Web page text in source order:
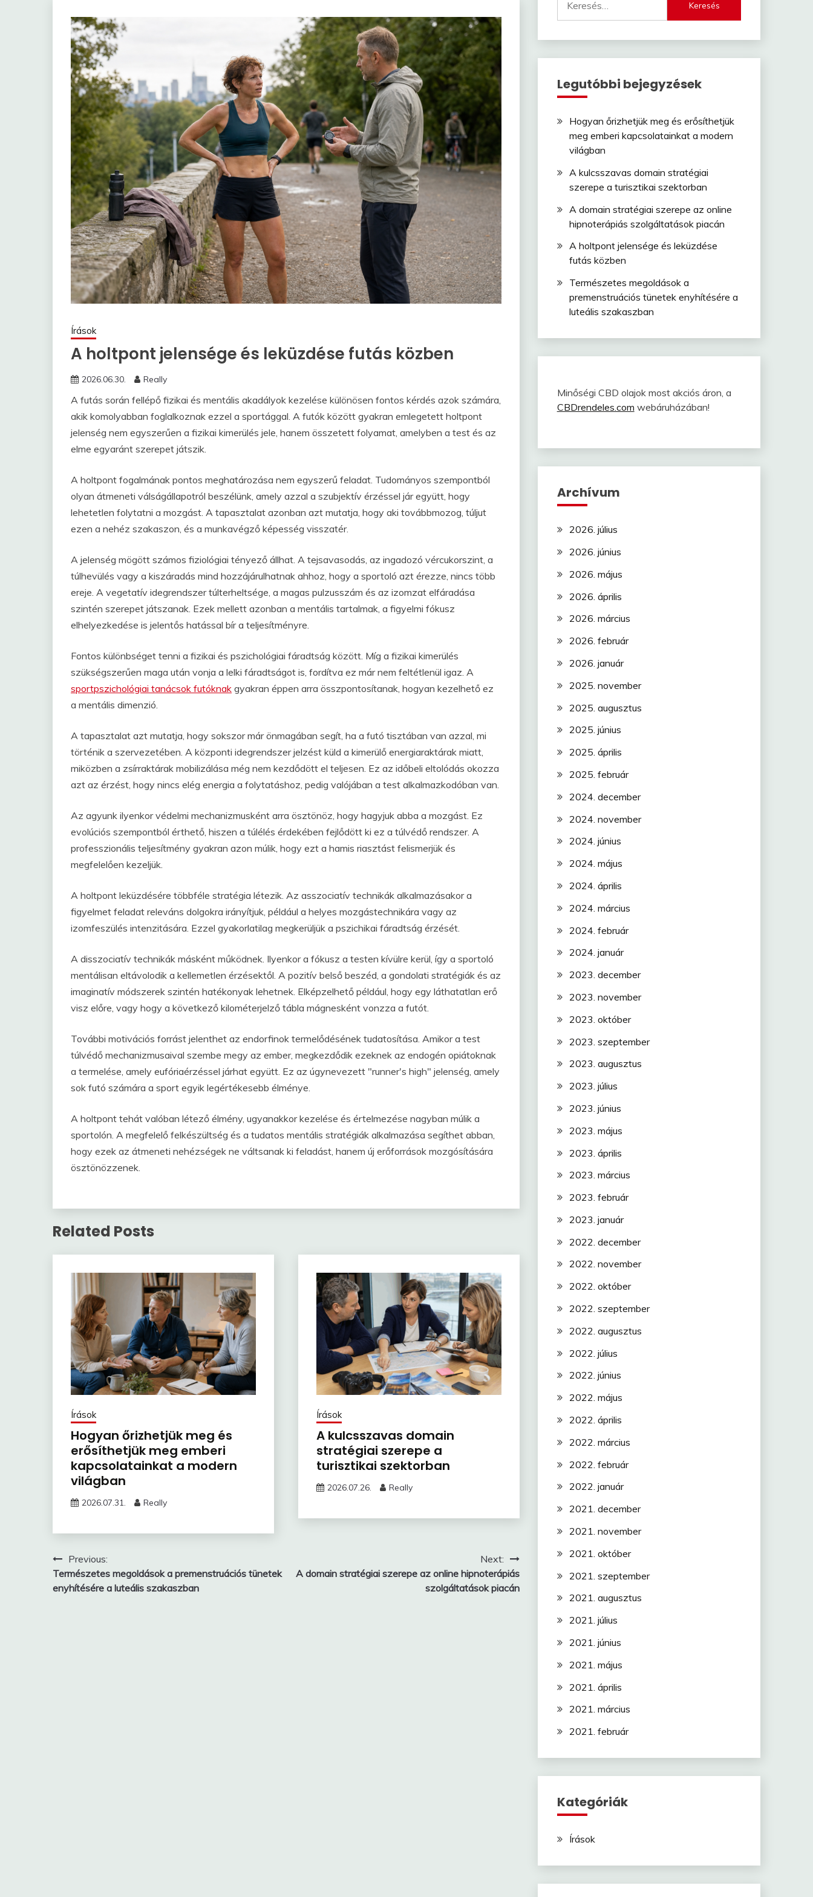
Írások
A holtpont jelensége és leküzdése futás közben
2026.06.30. Really
A futás során fellépő fizikai és mentális akadályok kezelése különösen fontos kérdés azok számára,
akik komolyabban foglalkoznak ezzel a sportággal. A futók között gyakran emlegetett holtpont
jelenség nem egyszerűen a fizikai kimerülés jele, hanem összetett folyamat, amelyben a test és az
elme egyaránt szerepet játszik.
A holtpont fogalmának pontos meghatározása nem egyszerű feladat. Tudományos szempontból
olyan átmeneti válságállapotról beszélünk, amely azzal a szubjektív érzéssel jár együtt, hogy
lehetetlen folytatni a mozgást. A tapasztalat azonban azt mutatja, hogy aki továbbmozog, túljut
ezen a nehéz szakaszon, és a munkavégző képesség visszatér.
A jelenség mögött számos fiziológiai tényező állhat. A tejsavasodás, az ingadozó vércukorszint, a
túlhevülés vagy a kiszáradás mind hozzájárulhatnak ahhoz, hogy a sportoló azt érezze, nincs több
ereje. A vegetatív idegrendszer túlterheltsége, a magas pulzusszám és az izomzat elfáradása
szintén szerepet játszanak. Ezek mellett azonban a mentális tartalmak, a figyelmi fókusz
elhelyezkedése is jelentős hatással bír a teljesítményre.
Fontos különbséget tenni a fizikai és pszichológiai fáradtság között. Míg a fizikai kimerülés
szükségszerűen maga után vonja a lelki fáradtságot is, fordítva ez már nem feltétlenül igaz. A
sportpszichológiai tanácsok futóknak gyakran éppen arra összpontosítanak, hogyan kezelhető ez
a mentális dimenzió.
A tapasztalat azt mutatja, hogy sokszor már önmagában segít, ha a futó tisztában van azzal, mi
történik a szervezetében. A központi idegrendszer jelzést küld a kimerülő energiaraktárak miatt,
miközben a zsírraktárak mobilizálása még nem kezdődött el teljesen. Ez az időbeli eltolódás okozza
azt az érzést, hogy nincs elég energia a folytatáshoz, pedig valójában a test alkalmazkodóban van.
Az agyunk ilyenkor védelmi mechanizmusként arra ösztönöz, hogy hagyjuk abba a mozgást. Ez
evolúciós szempontból érthető, hiszen a túlélés érdekében fejlődött ki ez a túlvédő rendszer. A
professzionális teljesítmény gyakran azon múlik, hogy ezt a hamis riasztást felismerjük és
megfelelően kezeljük.
A holtpont leküzdésére többféle stratégia létezik. Az asszociatív technikák alkalmazásakor a
figyelmet feladat releváns dolgokra irányítjuk, például a helyes mozgástechnikára vagy az
izomfeszülés intenzitására. Ezzel gyakorlatilag megkerüljük a pszichikai fáradtság érzését.
A disszociatív technikák másként működnek. Ilyenkor a fókusz a testen kívülre kerül, így a sportoló
mentálisan eltávolodik a kellemetlen érzésektől. A pozitív belső beszéd, a gondolati stratégiák és az
imaginatív módszerek szintén hatékonyak lehetnek. Elképzelhető például, hogy egy láthatatlan erő
visz előre, vagy hogy a következő kilométerjelző tábla mágnesként vonzza a futót.
További motivációs forrást jelenthet az endorfinok termelődésének tudatosítása. Amikor a test
túlvédő mechanizmusaival szembe megy az ember, megkezdődik ezeknek az endogén opiátoknak
a termelése, amely eufóriaérzéssel járhat együtt. Ez az úgynevezett "runner's high" jelenség, amely
sok futó számára a sport egyik legértékesebb élménye.
A holtpont tehát valóban létező élmény, ugyanakkor kezelése és értelmezése nagyban múlik a
sportolón. A megfelelő felkészültség és a tudatos mentális stratégiák alkalmazása segíthet abban,
hogy ezek az átmeneti nehézségek ne váltsanak ki feladást, hanem új erőforrások mozgósítására
ösztönözzenek.
Related Posts
Írások
Hogyan őrizhetjük meg és
erősíthetjük meg emberi
kapcsolatainkat a modern
világban
2026.07.31. Really
Írások
A kulcsszavas domain
stratégiai szerepe a
turisztikai szektorban
2026.07.26. Really
Bejegyzés
navigáció
Previous:
Természetes megoldások a premenstruációs tünetek
enyhítésére a luteális szakaszban
Next:
A domain stratégiai szerepe az online hipnoterápiás
szolgáltatások piacán
Legutóbbi bejegyzések
Hogyan őrizhetjük meg és erősíthetjük
meg emberi kapcsolatainkat a modern
világban
A kulcsszavas domain stratégiai
szerepe a turisztikai szektorban
A domain stratégiai szerepe az online
hipnoterápiás szolgáltatások piacán
A holtpont jelensége és leküzdése
futás közben
Természetes megoldások a
premenstruációs tünetek enyhítésére a
luteális szakaszban
Minőségi CBD olajok most akciós áron, a
CBDrendeles.com webáruházában!
Archívum
2026. július
2026. június
2026. május
2026. április
2026. március
2026. február
2026. január
2025. november
2025. augusztus
2025. június
2025. április
2025. február
2024. december
2024. november
2024. június
2024. május
2024. április
2024. március
2024. február
2024. január
2023. december
2023. november
2023. október
2023. szeptember
2023. augusztus
2023. július
2023. június
2023. május
2023. április
2023. március
2023. február
2023. január
2022. december
2022. november
2022. október
2022. szeptember
2022. augusztus
2022. július
2022. június
2022. május
2022. április
2022. március
2022. február
2022. január
2021. december
2021. november
2021. október
2021. szeptember
2021. augusztus
2021. július
2021. június
2021. május
2021. április
2021. március
2021. február
Kategóriák
Írások